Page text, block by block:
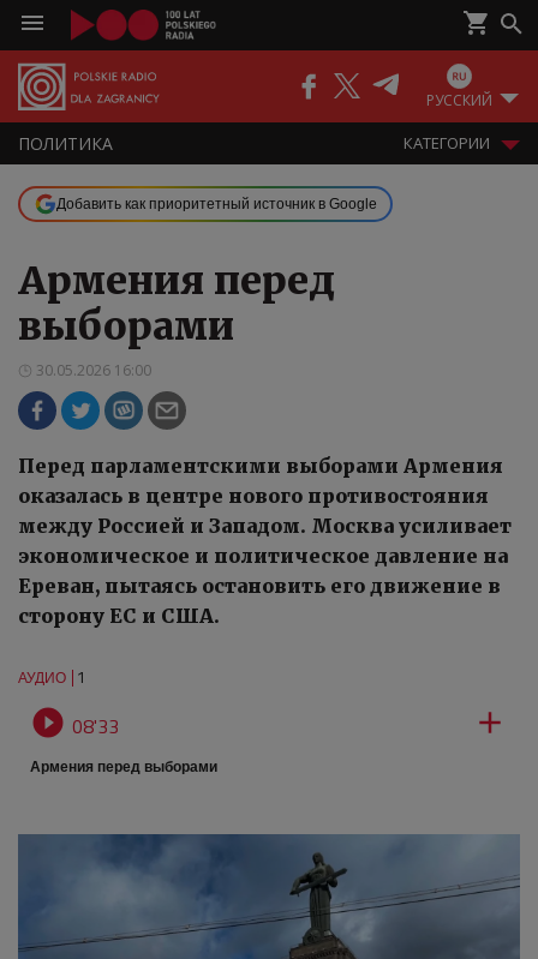
РУССКИЙ
ПОЛИТИКА КАТЕГОРИИ
Добавить как приоритетный источник в Google
Армения перед
выборами
30.05.2026 16:00
Перед парламентскими выборами Армения
оказалась в центре нового противостояния
между Россией и Западом. Москва усиливает
экономическое и политическое давление на
Ереван, пытаясь остановить его движение в
сторону ЕС и США.
АУДИО 1
 08'33 
Армения перед выборами